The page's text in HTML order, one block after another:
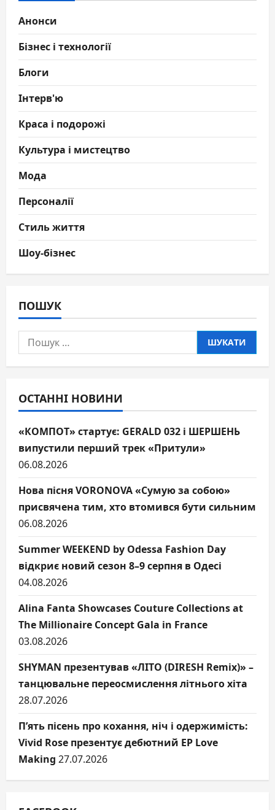
Анонси
Бізнес і технології
Блоги
Інтерв'ю
Краса і подорожі
Культура і мистецтво
Мода
Персоналії
Стиль життя
Шоу-бізнес
ПОШУК
Пошук:
ОСТАННІ НОВИНИ
«КОМПОТ» стартує: GERALD 032 і ШЕРШЕНЬ
випустили перший трек «Притули»
06.08.2026
Нова пісня VORONOVA «Сумую за собою»
присвячена тим, хто втомився бути сильним
06.08.2026
Summer WEEKEND by Odessa Fashion Day
відкриє новий сезон 8–9 серпня в Одесі
04.08.2026
Alina Fanta Showcases Couture Collections at
The Millionaire Concept Gala in France
03.08.2026
SHYMAN презентував «ЛІТО (DIRESH Remix)» –
танцювальне переосмислення літнього хіта
28.07.2026
П’ять пісень про кохання, ніч і одержимість:
Vivid Rose презентує дебютний EP Love
Making 27.07.2026